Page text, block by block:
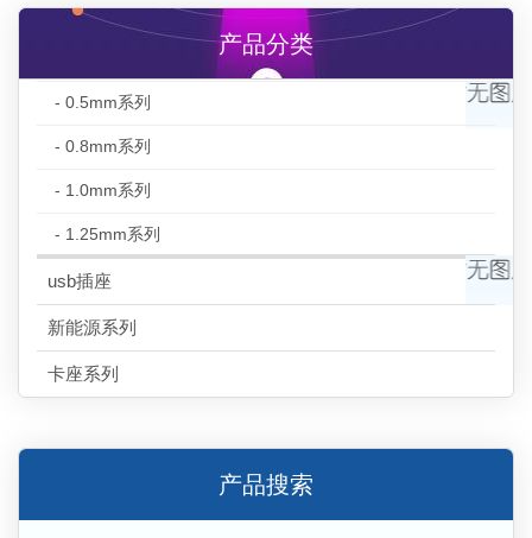
产品分类
- 0.5mm系列
- 0.8mm系列
- 1.0mm系列
- 1.25mm系列
usb插座
新能源系列
卡座系列
产品搜索